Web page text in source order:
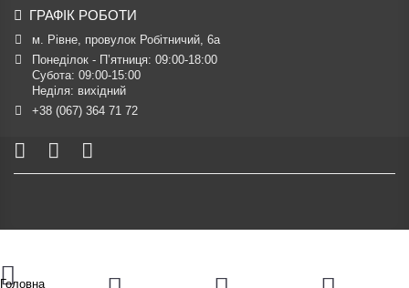
ГРАФІК РОБОТИ
м. Рівне, провулок Робітничий, 6а
Понеділок - П’ятниця: 09:00-18:00
Субота: 09:00-15:00
Неділя: вихідний
+38 (067) 364 71 72
Головна